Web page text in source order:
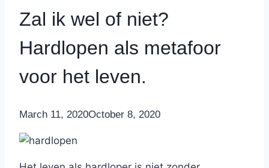
Zal ik wel of niet?
Hardlopen als metafoor
voor het leven.
ByNicole
March 11, 2020October 8, 2020